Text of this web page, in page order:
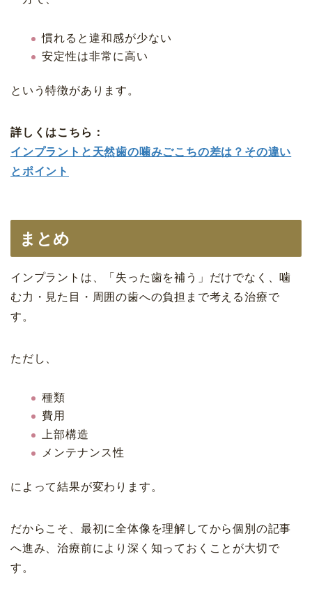
慣れると違和感が少ない
安定性は非常に高い
という特徴があります。
詳しくはこちら：
インプラントと天然歯の噛みごこちの差は？その違い
とポイント
まとめ
インプラントは、「失った歯を補う」だけでなく、噛
む力・見た目・周囲の歯への負担まで考える治療で
す。
ただし、
種類
費用
上部構造
メンテナンス性
によって結果が変わります。
だからこそ、最初に全体像を理解してから個別の記事
へ進み、治療前により深く知っておくことが大切で
す。